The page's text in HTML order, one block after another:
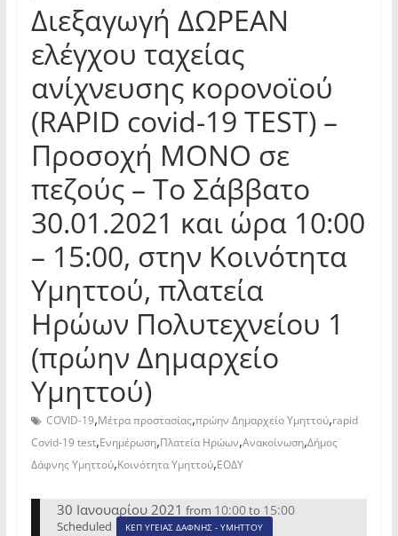
Διεξαγωγή ΔΩΡΕΑΝ
ελέγχου ταχείας
ανίχνευσης κορονοϊού
(RAPID covid-19 TEST) –
Προσοχή ΜΟΝΟ σε
πεζούς – Το Σάββατο
30.01.2021 και ώρα 10:00
– 15:00, στην Kοινότητα
Υμηττού, πλατεία
Ηρώων Πολυτεχνείου 1
(πρώην Δημαρχείο
Υμηττού)
COVID-19,Μέτρα προστασίας,πρώην Δημαρχείο Υμηττού,rapid
Covid-19 test,Ενημέρωση,Πλατεία Ηρώων,Ανακοίνωση,Δήμος
Δάφνης Υμηττού,Κοινότητα Υμηττού,ΕΟΔΥ
30 Ιανουαρίου 2021 from 10:00to 15:00
Scheduled
ΚΕΠ ΥΓΕΙΑΣ ΔΑΦΝΗΣ - ΥΜΗΤΤΟΥ